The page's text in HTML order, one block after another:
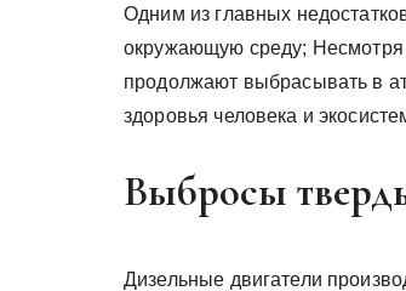
Одним из главных
окружающую среду; Несмотря
продолжают выбрасывать в
здоровья человека и
Выбросы
Дизельные двигатели